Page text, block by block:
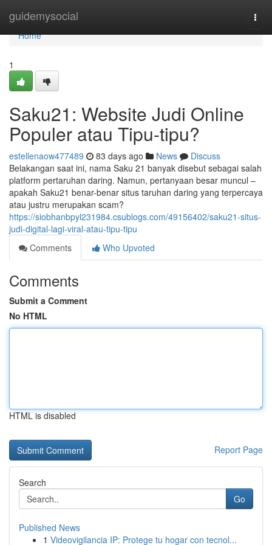
guidemysocial
Home
Home
1
Saku21: Website Judi Online
Populer atau Tipu-tipu?
estellenaow477489 83 days ago News
Discuss
Belakangan saat ini, nama Saku 21 banyak disebut sebagai salah
platform pertaruhan daring. Namun, pertanyaan besar muncul –
apakah Saku21 benar-benar situs taruhan daring yang terpercaya
atau justru merupakan scam?
https://siobhanbpyl231984.csublogs.com/49156402/saku21-situs-
judi-digital-lagi-viral-atau-tipu-tipu
Comments
Who Upvoted
Comments
Submit a Comment
No HTML
HTML is disabled
Report Page
Search
Go
Published News
1 Videovigilancia IP: Protege tu hogar con tecnol...